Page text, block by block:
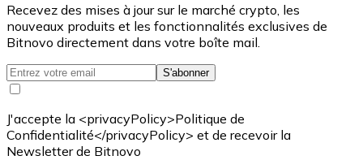
Recevez des mises à jour sur le marché crypto, les
nouveaux produits et les fonctionnalités exclusives de
Bitnovo directement dans votre boîte mail.
S'abonner
J'accepte la <privacyPolicy>Politique de
Confidentialité</privacyPolicy> et de recevoir la
Newsletter de Bitnovo